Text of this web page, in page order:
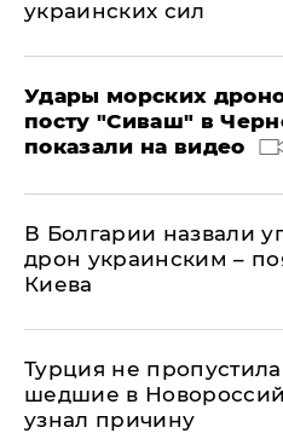
украинских сил
Удары морских
посту "Сиваш" в
показали на видео
В Болгарии назвали
дрон украинским –
Киева
Турция не
шедшие в
узнал причину